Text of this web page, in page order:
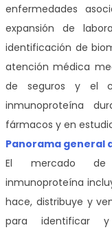
enfermedades
expansión de
identificación de
atención médica
de seguros y el
inmunoproteína
fármacos y en
Panorama general
El mercado de
inmunoproteína
hace, distribuye y
para identificar y